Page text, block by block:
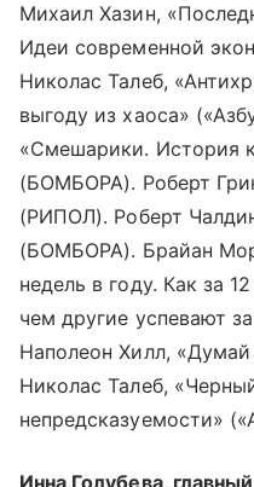
Михаил Хазин,
Идеи современной
Николас Талеб,
выгоду из хаоса»
«Смешарики. История
(БОМБОРА). Роберт
(РИПОЛ). Роберт
(БОМБОРА). Брайан
недель в году. Как за
чем другие успевают
Наполеон Хилл,
Николас Талеб,
непредсказуемости»